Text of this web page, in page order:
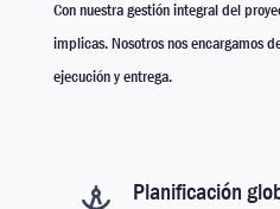
Con nuestra gestión integral del
implicas. Nosotros nos encargamos
ejecución y entrega.
Planificación